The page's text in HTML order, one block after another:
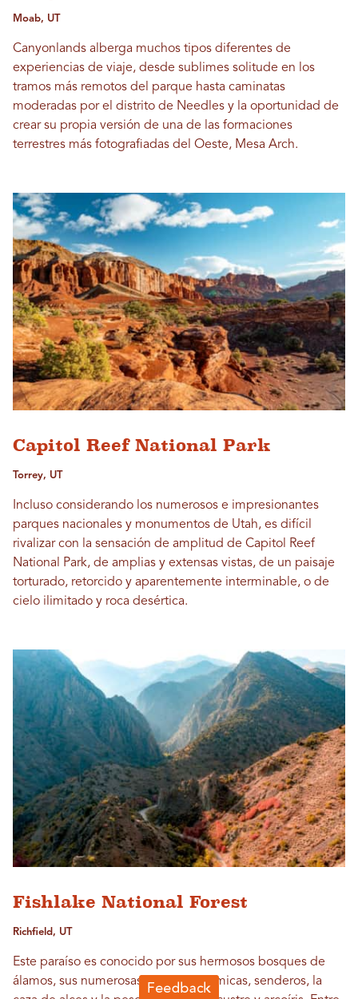
Moab, UT
Canyonlands alberga muchos tipos diferentes de
experiencias de viaje, desde sublimes solitude en los
tramos más remotos del parque hasta caminatas
moderadas por el distrito de Needles y la oportunidad de
crear su propia versión de una de las formaciones
terrestres más fotografiadas del Oeste, Mesa Arch.
Capitol Reef National Park
Torrey, UT
Incluso considerando los numerosos e impresionantes
parques nacionales y monumentos de Utah, es difícil
rivalizar con la sensación de amplitud de Capitol Reef
National Park, de amplias y extensas vistas, de un paisaje
torturado, retorcido y aparentemente interminable, o de
cielo ilimitado y roca desértica.
Fishlake National Forest
Richfield, UT
Este paraíso es conocido por sus hermosos bosques de
álamos, sus numerosas rutas panorámicas, senderos, la